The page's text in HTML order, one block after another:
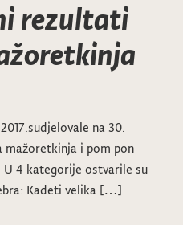
rezultati
na 30.
mažoretkinja i pom pon
4 kategorije ostvarile su
Kadeti velika […]